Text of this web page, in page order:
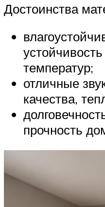
Достоинства
температур;
отличные
качества,
прочность